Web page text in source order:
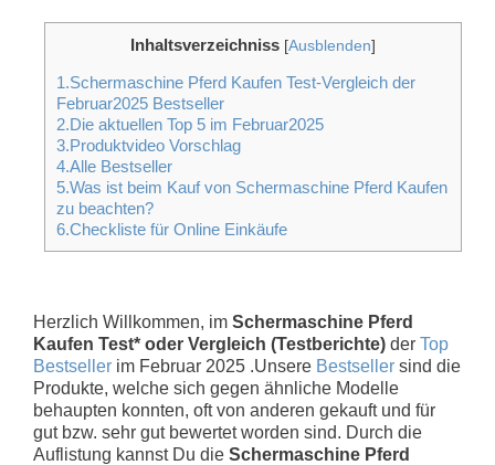
Inhaltsverzeichniss [Ausblenden]
1.Schermaschine Pferd Kaufen Test-Vergleich der
Februar2025 Bestseller
2.Die aktuellen Top 5 im Februar2025
3.Produktvideo Vorschlag
4.Alle Bestseller
5.Was ist beim Kauf von Schermaschine Pferd Kaufen
zu beachten?
6.Checkliste für Online Einkäufe
Herzlich Willkommen, im Schermaschine Pferd
Kaufen Test* oder Vergleich (Testberichte) der Top
Bestseller im Februar 2025 .Unsere Bestseller sind die
Produkte, welche sich gegen ähnliche Modelle
behaupten konnten, oft von anderen gekauft und für
gut bzw. sehr gut bewertet worden sind. Durch die
Auflistung kannst Du die Schermaschine Pferd